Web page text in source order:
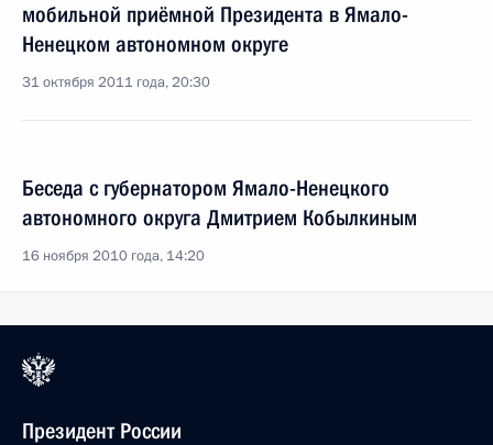
мобильной приёмной Президента в Ямало-
Ненецком автономном округе
31 октября 2011 года, 20:30
Беседа с губернатором Ямало-Ненецкого
автономного округа Дмитрием Кобылкиным
16 ноября 2010 года, 14:20
Президент России